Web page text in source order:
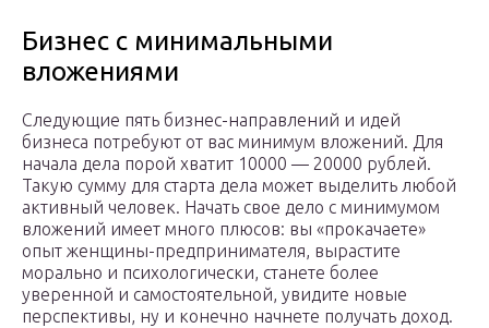
Бизнес с минимальными
вложениями
Следующие пять бизнес-направлений и идей
бизнеса потребуют от вас минимум вложений. Для
начала дела порой хватит 10000 — 20000 рублей.
Такую сумму для старта дела может выделить любой
активный человек. Начать свое дело с минимумом
вложений имеет много плюсов: вы «прокачаете»
опыт женщины-предпринимателя, вырастите
морально и психологически, станете более
уверенной и самостоятельной, увидите новые
перспективы, ну и конечно начнете получать доход.